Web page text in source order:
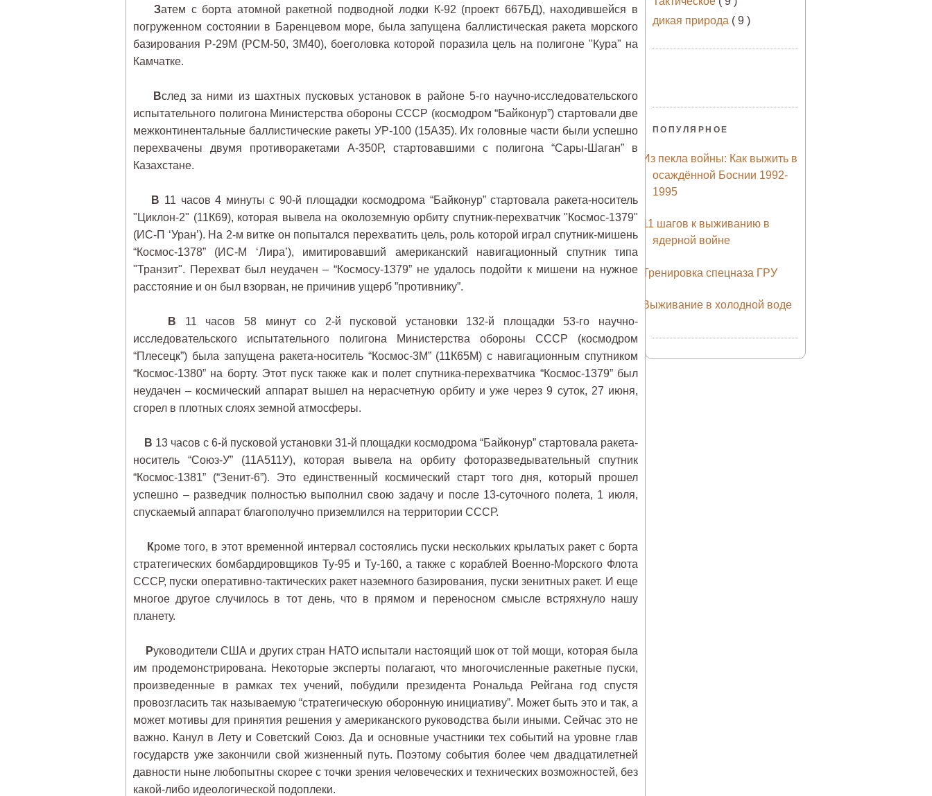
Затем с борта атомной ракетной подводной лодки К-92 (проект 667БД), находившейся в
погруженном состоянии в Баренцевом море, была запущена баллистическая ракета морского
базирования Р-29М (РСМ-50, 3М40), боеголовка которой поразила цель на полигоне "Кура" на
Камчатке.
Вслед за ними из шахтных пусковых установок в районе 5-го научно-исследовательского
испытательного полигона Министерства обороны СССР (космодром “Байконур”) стартовали две
межконтинентальные баллистические ракеты УР-100 (15А35). Их головные части были успешно
перехвачены двумя противоракетами А-350Р, стартовавшими с полигона “Сары-Шаган” в
Казахстане.
В 11 часов 4 минуты с 90-й площадки космодрома “Байконур” стартовала ракета-носитель
"Циклон-2" (11К69), которая вывела на околоземную орбиту спутник-перехватчик "Космос-1379"
(ИС-П ‘Уран’). На 2-м витке он попытался перехватить цель, роль которой играл спутник-мишень
“Космос-1378” (ИС-М ‘Лира’), имитировавший американский навигационный спутник типа
"Транзит". Перехват был неудачен – “Космосу-1379” не удалось подойти к мишени на нужное
расстояние и он был взорван, не причинив ущерб ”противнику”.
В 11 часов 58 минут со 2-й пусковой установки 132-й площадки 53-го научно-
исследовательского испытательного полигона Министерства обороны СССР (космодром
“Плесецк”) была запущена ракета-носитель “Космос-3М” (11К65М) с навигационным спутником
“Космос-1380” на борту. Этот пуск также как и полет спутника-перехватчика “Космос-1379” был
неудачен – космический аппарат вышел на нерасчетную орбиту и уже через 9 суток, 27 июня,
сгорел в плотных слоях земной атмосферы.
В 13 часов с 6-й пусковой установки 31-й площадки космодрома “Байконур” стартовала ракета-
носитель “Союз-У” (11А511У), которая вывела на орбиту фоторазведывательный спутник
“Космос-1381” (“Зенит-6”). Это единственный космический старт того дня, который прошел
успешно – разведчик полностью выполнил свою задачу и после 13-суточного полета, 1 июля,
спускаемый аппарат благополучно приземлился на территории СССР.
Кроме того, в этот временной интервал состоялись пуски нескольких крылатых ракет с борта
стратегических бомбардировщиков Ту-95 и Ту-160, а также с кораблей Военно-Морского Флота
СССР, пуски оперативно-тактических ракет наземного базирования, пуски зенитных ракет. И еще
многое другое случилось в тот день, что в прямом и переносном смысле встряхнуло нашу
планету.
Руководители США и других стран НАТО испытали настоящий шок от той мощи, которая была
им продемонстрирована. Некоторые эксперты полагают, что многочисленные ракетные пуски,
произведенные в рамках тех учений, побудили президента Рональда Рейгана год спустя
провозгласить так называемую “стратегическую оборонную инициативу”. Может быть это и так, а
может мотивы для принятия решения у американского руководства были иными. Сейчас это не
важно. Канул в Лету и Советский Союз. Да и основные участники тех событий на уровне глав
государств уже закончили свой жизненный путь. Поэтому события более чем двадцатилетней
давности ныне любопытны скорее с точки зрения человеческих и технических возможностей, без
какой-либо идеологической подоплеки.
дикая природа ( 9 )
ПОПУЛЯРНОЕ
Из пекла войны: Как выжить в
осаждённой Боснии 1992-
1995
11 шагов к выживанию в
ядерной войне
Тренировка спецназа ГРУ
Выживание в холодной воде